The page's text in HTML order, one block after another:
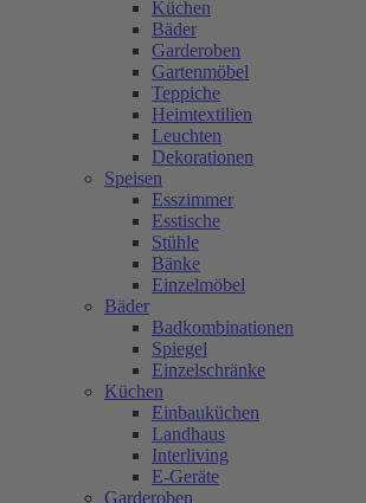
Küchen
Bäder
Garderoben
Gartenmöbel
Teppiche
Heimtextilien
Leuchten
Dekorationen
Speisen
Esszimmer
Esstische
Stühle
Bänke
Einzelmöbel
Bäder
Badkombinationen
Spiegel
Einzelschränke
Küchen
Einbauküchen
Landhaus
Interliving
E-Geräte
Garderoben